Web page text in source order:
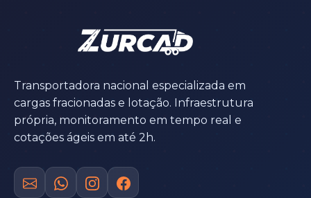
Transportadora nacional especializada em
cargas fracionadas e lotação. Infraestrutura
própria, monitoramento em tempo real e
cotações ágeis em até 2h.